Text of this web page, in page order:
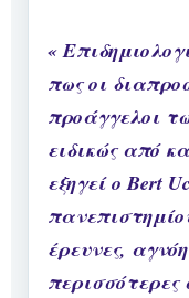
«
πως οι
προάγγελοι
ειδικώς από
εξηγεί ο Bert
έρευνες,
περισσότερες